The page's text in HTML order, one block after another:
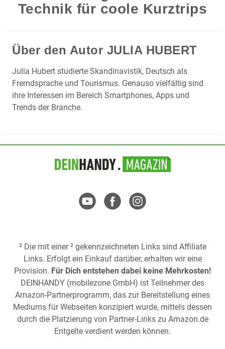
Technik für coole Kurztrips
Über den Autor JULIA HUBERT
Julia Hubert studierte Skandinavistik, Deutsch als
Fremdsprache und Tourismus. Genauso vielfältig sind
ihre Interessen im Bereich Smartphones, Apps und
Trends der Branche.
² Die mit einer ² gekennzeichneten Links sind Affiliate
Links. Erfolgt ein Einkauf darüber, erhalten wir eine
Provision. Für Dich entstehen dabei keine Mehrkosten!
DEINHANDY (mobilezone GmbH) ist Teilnehmer des
Amazon-Partnerprogramm, das zur Bereitstellung eines
Mediums für Webseiten konzipiert wurde, mittels dessen
durch die Platzierung von Partner-Links zu Amazon.de
Entgelte verdient werden können.